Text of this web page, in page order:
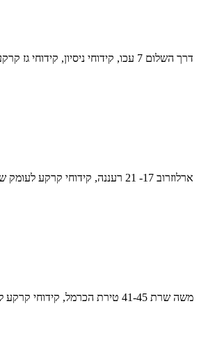
דרך השלום 7 עכו, קידוחי ניסיון, קידוחי גז קרקע ופיאזומטר
ארלוזרוב 17- 21 רעננה, קידוחי קרקע לעומק של 25 מטר
משה שרת 41-45 טירת הכרמל, קידוחי קרקע לעומק של 35 מטר